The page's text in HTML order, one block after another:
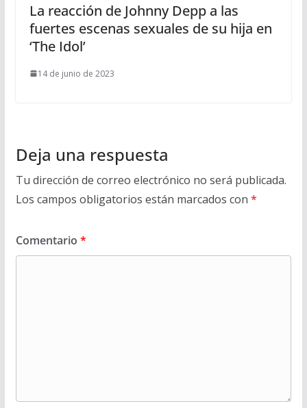
La reacción de Johnny Depp a las
fuertes escenas sexuales de su hija en
‘The Idol’
14 de junio de 2023
Deja una respuesta
Tu dirección de correo electrónico no será publicada.
Los campos obligatorios están marcados con *
Comentario *